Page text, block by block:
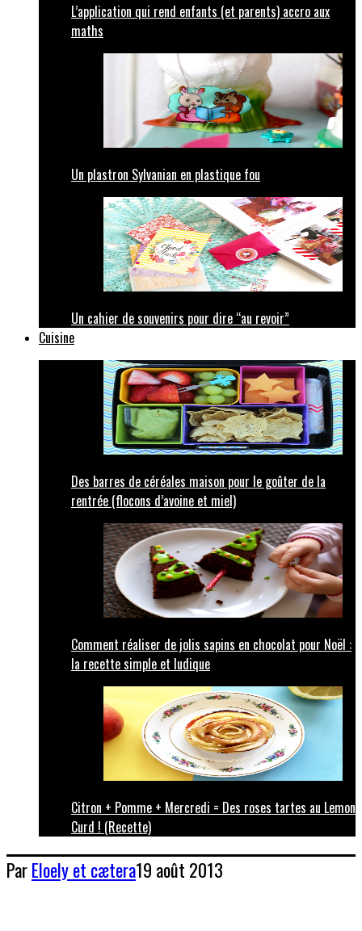
L’application qui rend enfants (et parents) accro aux
maths
Un plastron Sylvanian en plastique fou
Un cahier de souvenirs pour dire “au revoir”
Cuisine
Des barres de céréales maison pour le goûter de la
rentrée (flocons d’avoine et miel)
Comment réaliser de jolis sapins en chocolat pour Noël :
la recette simple et ludique
Citron + Pomme + Mercredi = Des roses tartes au Lemon
Curd ! (Recette)
ParEloelyet cætera19 août 2013